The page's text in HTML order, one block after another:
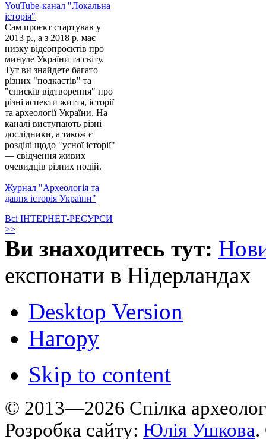
YouTube-канал "Локальна
історія"
Сам проєкт стартував у
2013 р., а з 2018 р. має
низку відеопроєктів про
минуле України та світу.
Тут ви знайдете багато
різних "подкастів" та
"списків відтворення" про
різні аспекти життя, історії
та археології України. На
каналі виступають різні
дослідники, а також є
розділі щодо "усної історії"
— свідчення живих
очевидців різних подій.
Журнал "Археологія та
давня історія України"
Всі ІНТЕРНЕТ-РЕСУРСИ
>>
Ви знаходитесь тут:
експонати в Нідерландах
Desktop Version
Нагору
Skip to content
© 2013—2026 Cпілка
Розробка сайту: Юлія Ушкова.